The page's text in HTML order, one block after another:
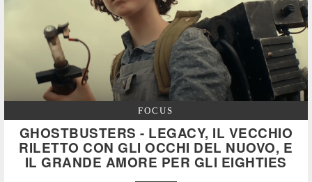
FOCUS
GHOSTBUSTERS - LEGACY, IL VECCHIO
RILETTO CON GLI OCCHI DEL NUOVO, E
IL GRANDE AMORE PER GLI EIGHTIES